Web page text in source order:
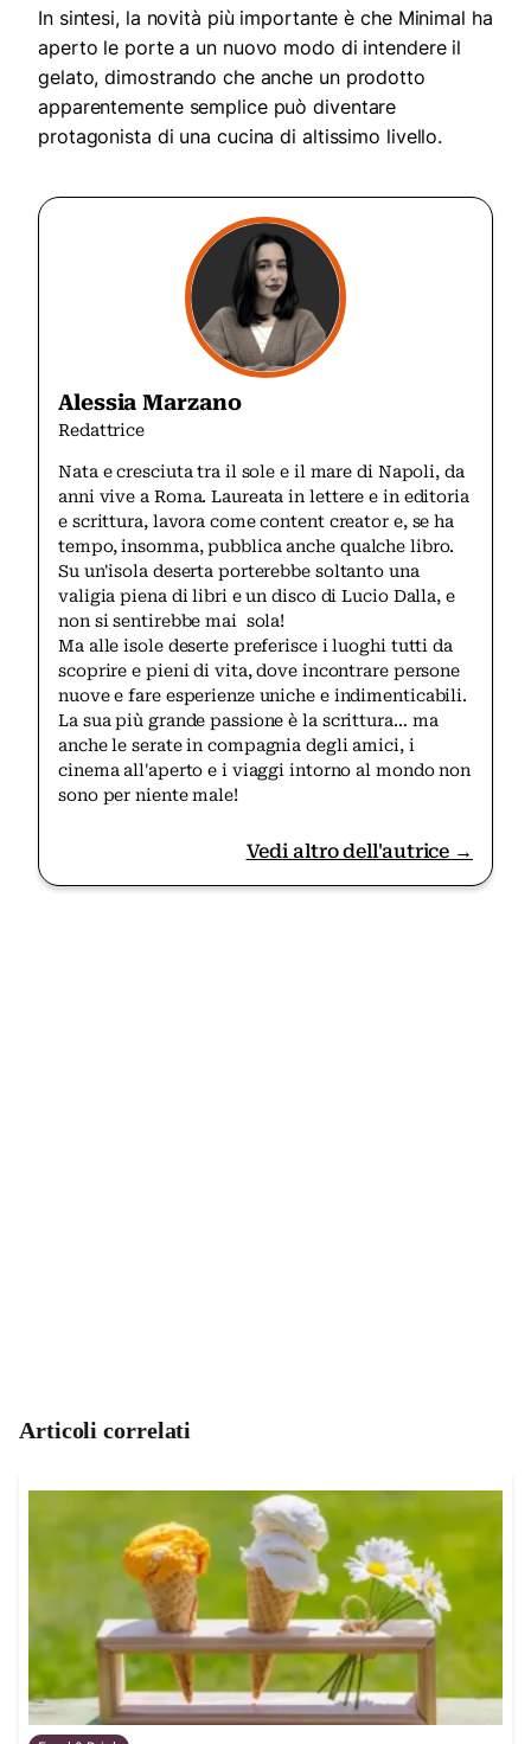
In sintesi, la novità più importante è che Minimal ha
aperto le porte a un nuovo modo di intendere il
gelato, dimostrando che anche un prodotto
apparentemente semplice può diventare
protagonista di una cucina di altissimo livello.
Alessia Marzano
Redattrice
Nata e cresciuta tra il sole e il mare di Napoli, da
anni vive a Roma. Laureata in lettere e in editoria
e scrittura, lavora come content creator e, se ha
tempo, insomma, pubblica anche qualche libro.
Su un'isola deserta porterebbe soltanto una
valigia piena di libri e un disco di Lucio Dalla, e
non si sentirebbe mai sola!
Ma alle isole deserte preferisce i luoghi tutti da
scoprire e pieni di vita, dove incontrare persone
nuove e fare esperienze uniche e indimenticabili.
La sua più grande passione è la scrittura… ma
anche le serate in compagnia degli amici, i
cinema all'aperto e i viaggi intorno al mondo non
sono per niente male!
Vedi altro dell'autrice →
Articoli correlati